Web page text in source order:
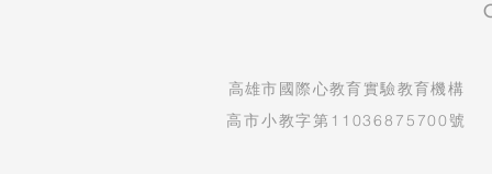
​高雄市國際心教育實驗教育機構
高市小教字第11036875700號